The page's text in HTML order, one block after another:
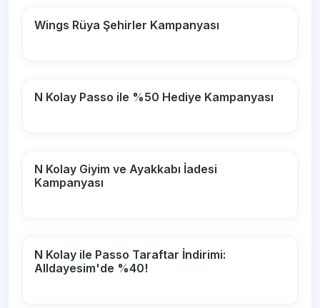
Wings Rüya Şehirler Kampanyası
N Kolay Passo ile %50 Hediye Kampanyası
N Kolay Giyim ve Ayakkabı İadesi
Kampanyası
N Kolay ile Passo Taraftar İndirimi:
Alldayesim'de %40!